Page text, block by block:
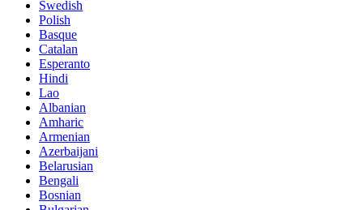
Swedish
Polish
Basque
Catalan
Esperanto
Hindi
Lao
Albanian
Amharic
Armenian
Azerbaijani
Belarusian
Bengali
Bosnian